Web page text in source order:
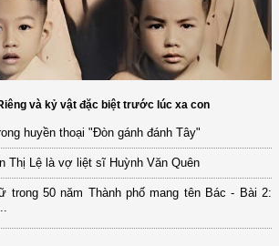
và kỷ vật đặc biệt trước lúc xa con
huyền thoại "Đòn gánh đánh Tây"
Thị Lệ là vợ liệt sĩ Huỳnh Văn Quên
trong 50 năm Thành phố mang tên Bác - Bài 2: